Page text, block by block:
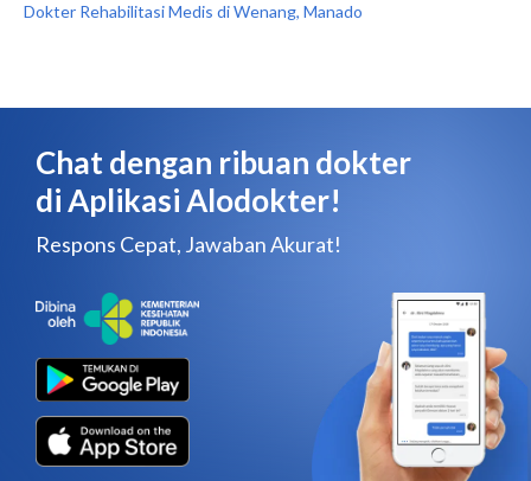
Dokter Rehabilitasi Medis di Wenang, Manado